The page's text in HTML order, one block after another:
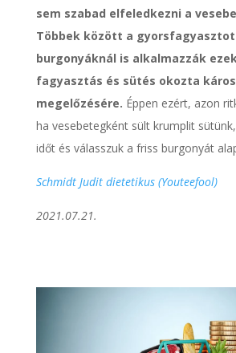
sem szabad elfeledkezni a
Többek között a
burgonyáknál is alkalmazzák
fagyasztás és sütés okozta
megelőzésére. Éppen ezért, azon
ha vesebetegként sült krumplit
időt és válasszuk a friss burgonyát
Schmidt Judit dietetikus (Youteefool)
2021.07.21.